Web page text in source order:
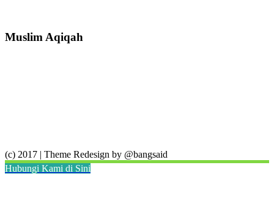
Muslim Aqiqah
(c) 2017 | Theme Redesign by @bangsaid
Hubungi Kami di Sini